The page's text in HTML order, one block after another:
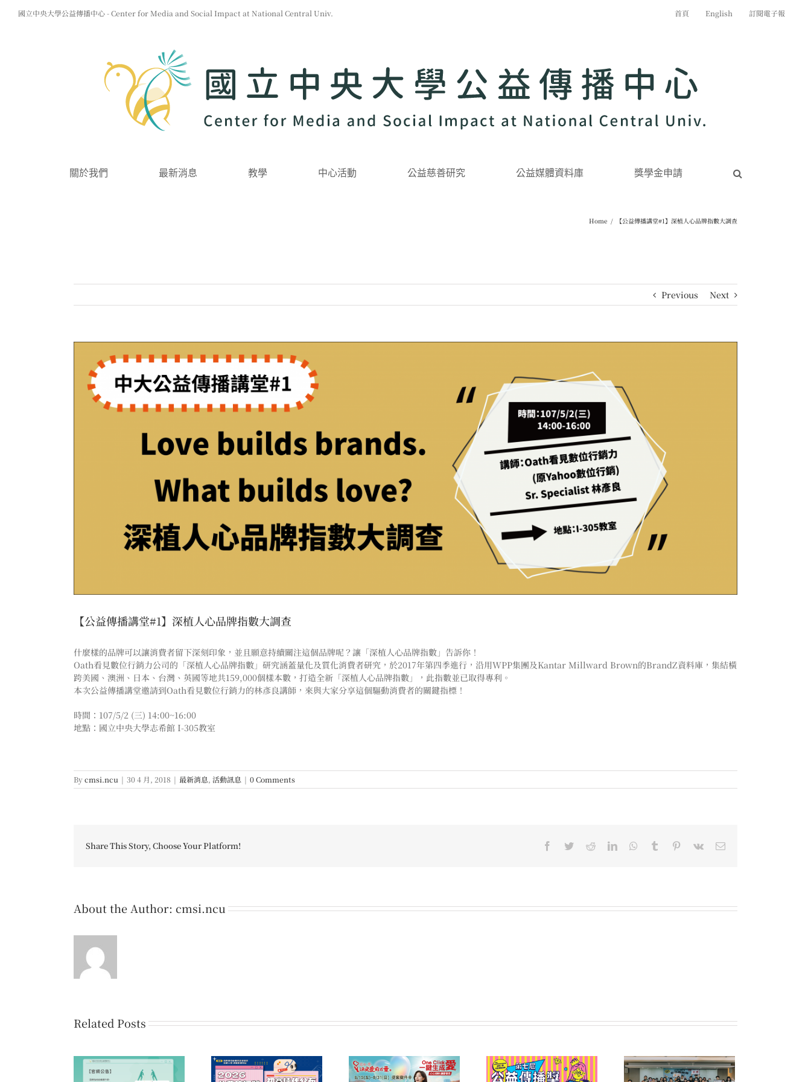
國立中央大學公益傳播中心 - Center for Media and Social Impact at National Central Univ. 首頁 English 訂閱電子報
關於我們 最新消息 教學 中心活動 公益慈善研究 公益媒體資料庫 獎學金申請
Home / 【公益傳播講堂#1】深植人心品牌指數大調查
Previous Next
Larger
Image
【公益傳播講堂#1】深植人心品牌指數大調查
什麼樣的品牌可以讓消費者留下深刻印象，並且願意持續關注這個品牌呢？讓「深植人心品牌指數」告訴你！
Oath看見數位行銷力公司的「深植人心品牌指數」研究涵蓋量化及質化消費者研究，於2017年第四季進行，沿用WPP集團及Kantar Millward Brown的BrandZ資料庫，集結橫
跨美國、澳洲、日本、台灣、英國等地共159,000個樣本數，打造全新「深植人心品牌指數」，此指數並已取得專利。
本次公益傳播講堂邀請到Oath看見數位行銷力的林彥良講師，來與大家分享這個驅動消費者的關鍵指標！
時間：107/5/2 (三) 14:00~16:00
地點：國立中央大學志希館 I-305教室
Bycmsi.ncu | 30 4 月, 2018 | 最新消息, 活動訊息 | 0 Comments
Share This Story, Choose Your Platform! Facebook
TwitterRedditLinkedInWhatsApp
Tumblr Pinterest
Vk Email
About the Author: cmsi.ncu
Related Posts